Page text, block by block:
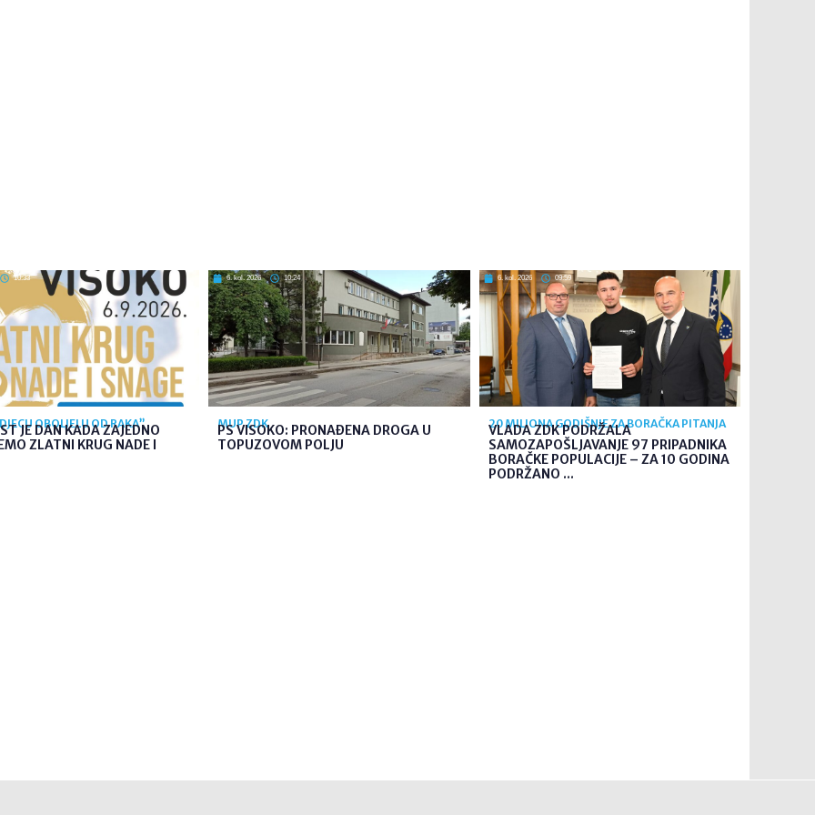
10:33
OBOLJELU OD RAKA”
JE DAN KADA ZAJEDNO
ZLATNI KRUG NADE I
6. kol. 2026 10:24
MUP ZDK
PS VISOKO: PRONAĐENA DROGA U
TOPUZOVOM POLJU
6. kol. 2026 09:59
20 MILIONA GODIŠNJE ZA BORAČKA PITANJA
VLADA ZDK PODRŽALA
SAMOZAPOŠLJAVANJE 97 PRIPADNIKA
BORAČKE POPULACIJE – ZA 10 GODINA
PODRŽANO ...